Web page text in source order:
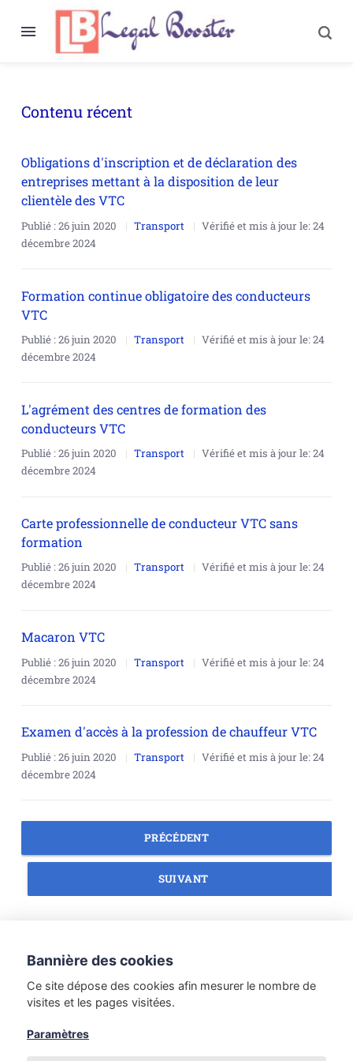
Contenu récent
Obligations d'inscription et de déclaration des
entreprises mettant à la disposition de leur
clientèle des VTC
Publié :26 juin 2020 Transport Vérifié et mis à jour le:24
décembre 2024
Formation continue obligatoire des conducteurs
VTC
Publié :26 juin 2020 Transport Vérifié et mis à jour le:24
décembre 2024
L'agrément des centres de formation des
conducteurs VTC
Publié :26 juin 2020 Transport Vérifié et mis à jour le:24
décembre 2024
Carte professionnelle de conducteur VTC sans
formation
Publié :26 juin 2020 Transport Vérifié et mis à jour le:24
décembre 2024
Macaron VTC
Publié :26 juin 2020 Transport Vérifié et mis à jour le:24
décembre 2024
Examen d'accès à la profession de chauffeur VTC
Publié :26 juin 2020 Transport Vérifié et mis à jour le:24
décembre 2024
PRÉCÉDENT
SUIVANT
Droit des personnes
Méthodologie juridique
Droit du travail
Bannière des cookies
Ce site dépose des cookies afin mesurer le nombre de
visites et les pages visitées.
Paramètres